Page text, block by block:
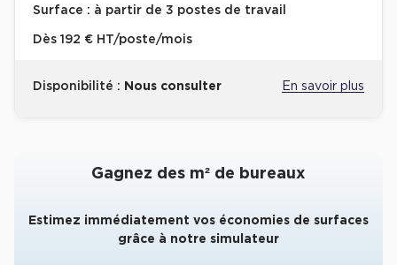
Location de Commerces à Toulouse
Location de Commerces à Reims
Surface : à partir de 3 postes de travail
Dès 192 € HT/poste/mois
Disponibilité : Nous consulter En savoir plus
Gagnez des m² de bureaux
Estimez immédiatement vos économies de surfaces
grâce à notre simulateur